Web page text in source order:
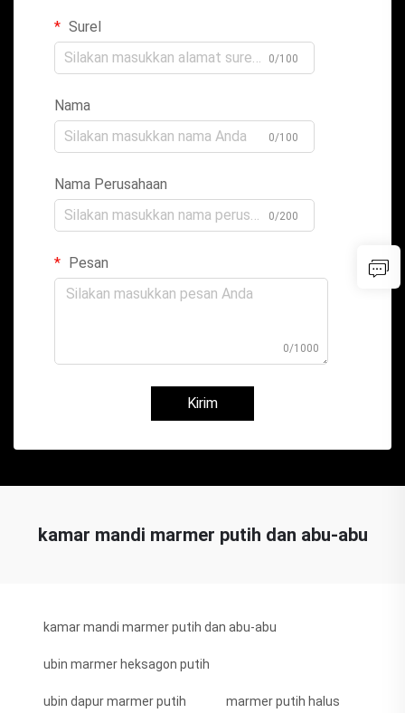
Surel
0/100
Nama
0/100
Nama Perusahaan
0/200
Pesan
0/1000
Kirim
kamar mandi marmer putih dan abu-abu
kamar mandi marmer putih dan abu-abu
ubin marmer heksagon putih
ubin dapur marmer putih marmer putih halus